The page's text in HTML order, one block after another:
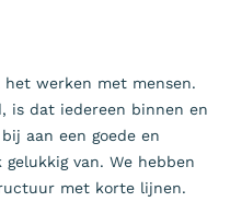
werken met mensen.
is dat iedereen binnen en
aan een goede en
van. We hebben
met korte lijnen.